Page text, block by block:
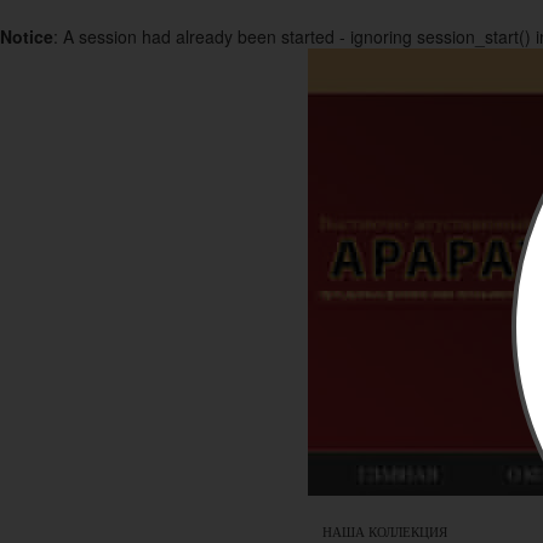
Notice: A session had already been started - ignoring session_start()
НАША КОЛЛЕКЦИЯ